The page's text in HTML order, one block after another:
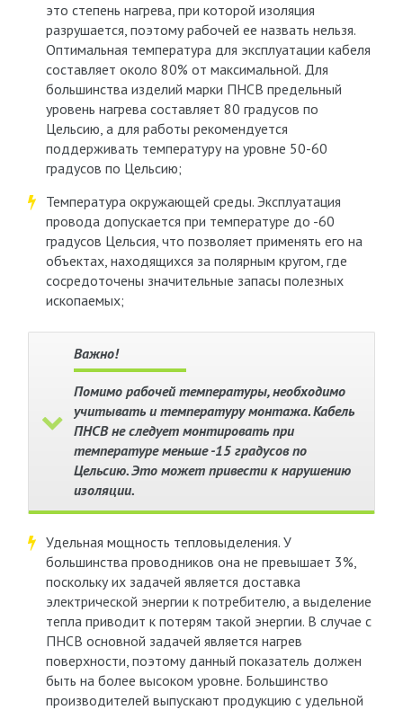
это степень нагрева, при которой изоляция
разрушается, поэтому рабочей ее назвать нельзя.
Оптимальная температура для эксплуатации кабеля
составляет около 80% от максимальной. Для
большинства изделий марки ПНСВ предельный
уровень нагрева составляет 80 градусов по
Цельсию, а для работы рекомендуется
поддерживать температуру на уровне 50-60
градусов по Цельсию;
Температура окружающей среды. Эксплуатация
провода допускается при температуре до -60
градусов Цельсия, что позволяет применять его на
объектах, находящихся за полярным кругом, где
сосредоточены значительные запасы полезных
ископаемых;
Важно!
Помимо рабочей температуры, необходимо
учитывать и температуру монтажа. Кабель
ПНСВ не следует монтировать при
температуре меньше -15 градусов по
Цельсию. Это может привести к нарушению
изоляции.
Удельная мощность тепловыделения. У
большинства проводников она не превышает 3%,
поскольку их задачей является доставка
электрической энергии к потребителю, а выделение
тепла приводит к потерям такой энергии. В случае с
ПНСВ основной задачей является нагрев
поверхности, поэтому данный показатель должен
быть на более высоком уровне. Большинство
производителей выпускают продукцию с удельной